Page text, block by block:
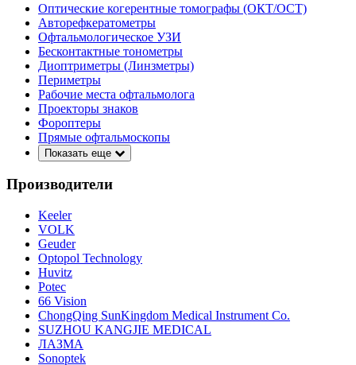
Оптические когерентные томографы (ОКТ/ОСТ)
Авторефкератометры
Офтальмологическое УЗИ
Бесконтактные тонометры
Диоптриметры (Линзметры)
Периметры
Рабочие места офтальмолога
Проекторы знаков
Фороптеры
Прямые офтальмоскопы
Показать еще
Производители
Keeler
VOLK
Geuder
Optopol Technology
Huvitz
Potec
66 Vision
ChongQing SunKingdom Medical Instrument Co.
SUZHOU KANGJIE MEDICAL
ЛАЗМА
Sonoptek